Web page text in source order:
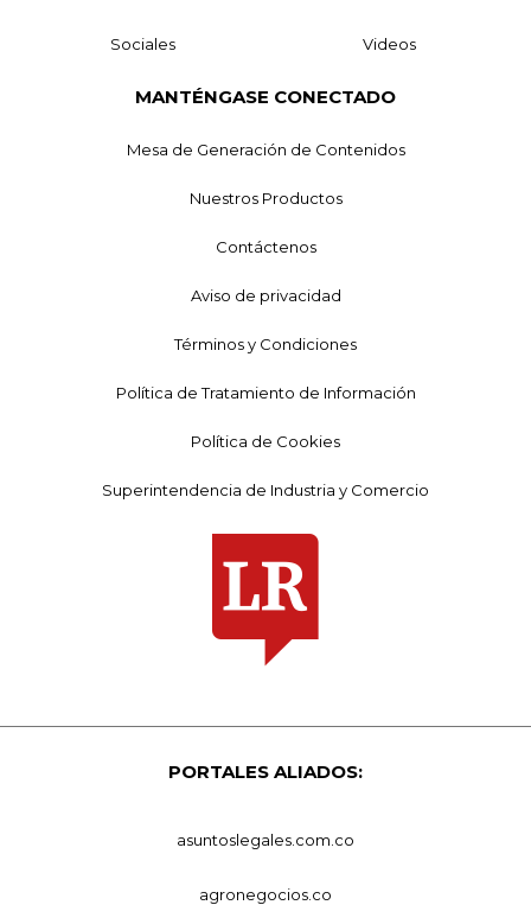
Sociales Videos
MANTÉNGASE CONECTADO
Mesa de Generación de Contenidos
Nuestros Productos
Contáctenos
Aviso de privacidad
Términos y Condiciones
Política de Tratamiento de Información
Política de Cookies
Superintendencia de Industria y Comercio
PORTALES ALIADOS:
asuntoslegales.com.co
agronegocios.co